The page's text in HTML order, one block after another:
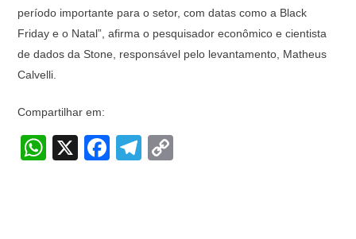
período importante para o setor, com datas como a Black
Friday e o Natal”, afirma o pesquisador econômico e cientista
de dados da Stone, responsável pelo levantamento, Matheus
Calvelli.
Compartilhar em:
W
X
F
T